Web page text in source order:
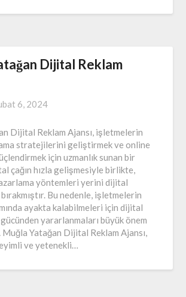
Dijital Reklam
6, 2024
Dijital Reklam Ajansı, işletmelerin
stratejilerini geliştirmek ve online
için uzmanlık sunan bir
çağın hızla gelişmesiyle birlikte,
yöntemleri yerini dijital
Bu nedenle, işletmelerin
ayakta kalabilmeleri için dijital
gücünden yararlanmaları büyük önem
Muğla Yatağan Dijital Reklam Ajansı,
ve yetenekli…